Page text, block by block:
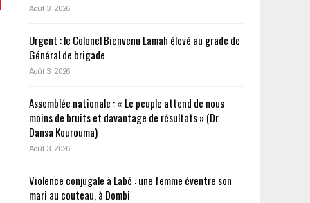
Août 3, 2026
Urgent : le Colonel Bienvenu Lamah élevé au grade de
Général de brigade
Août 3, 2026
Assemblée nationale : « Le peuple attend de nous
moins de bruits et davantage de résultats » (Dr
Dansa Kourouma)
Août 3, 2026
Violence conjugale à Labé : une femme éventre son
mari au couteau, à Dombi